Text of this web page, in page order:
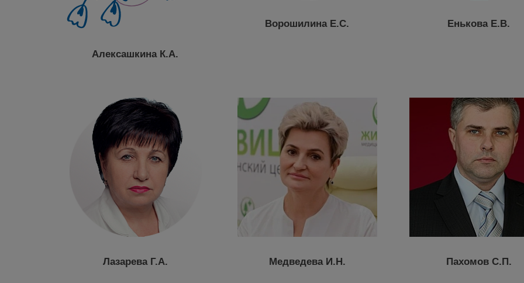
Алексашкина К.А.
Ворошилина Е.С. Енькова Е.В.
Лазарева Г.А. Медведева И.Н. Пахомов С.П.